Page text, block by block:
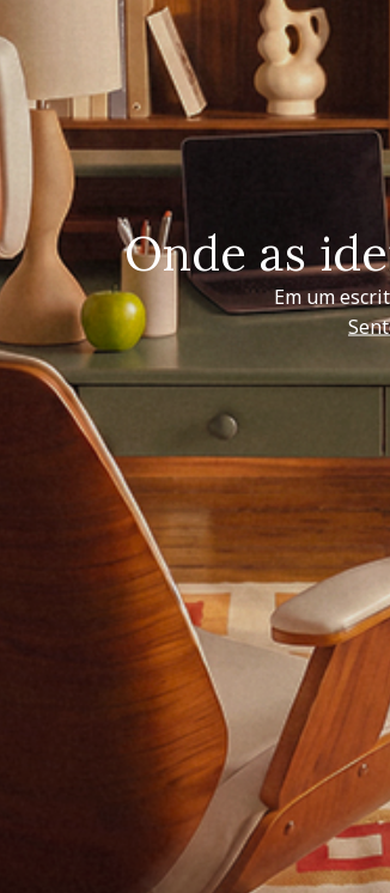
Onde as
Em um